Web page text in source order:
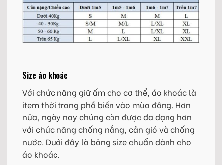
Size áo khoác
Với chức năng giữ ấm cho cơ thể, áo khoác là
item thời trang phổ biến vào mùa đông. Hơn
nữa, ngày nay chúng còn được đa dạng hơn
với chức năng chống nắng, cản gió và chống
nước. Dưới đây là bảng size chuẩn dành cho
áo khoác.